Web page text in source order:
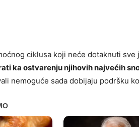
ciklusa koji neće dotaknuti sve
ka ostvarenju njihovih najvećih
nemoguće sada dobijaju podršku